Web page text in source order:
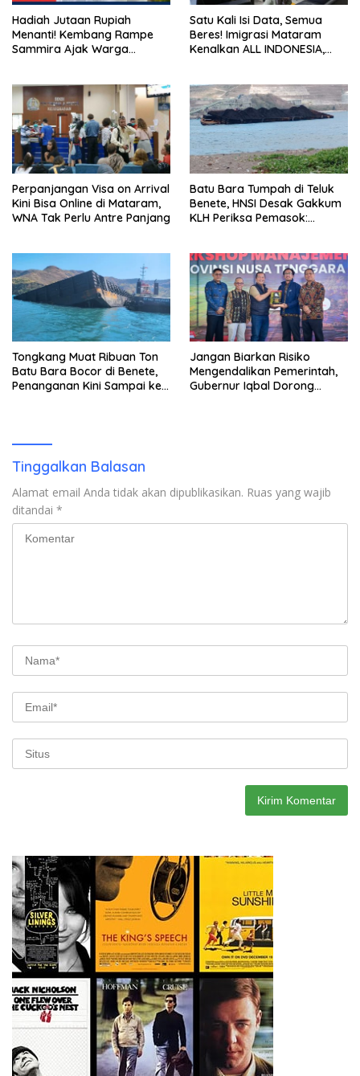
Hadiah Jutaan Rupiah
Menanti! Kembang Rampe
Sammira Ajak Warga
Satu Kali Isi Data, Semua
Beres! Imigrasi Mataram
Kenalkan ALL INDONESIA,
Internasional
Perpanjangan Visa on Arrival
Kini Bisa Online di Mataram,
WNA Tak Perlu Antre Panjang
Batu Bara Tumpah di Teluk
Benete, HNSI Desak Gakkum
KLH Periksa Pemasok:
Tongkang Muat Ribuan Ton
Batu Bara Bocor di Benete,
Penanganan Kini Sampai ke
Jangan Biarkan Risiko
Mengendalikan Pemerintah,
Gubernur Iqbal Dorong
Tinggalkan Balasan
Alamat email Anda tidak akan dipublikasikan. Ruas yang wajib
ditandai *